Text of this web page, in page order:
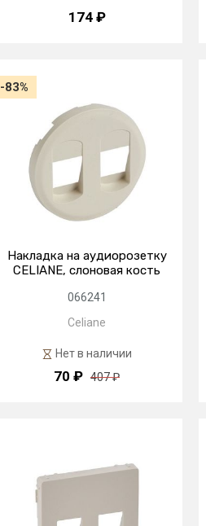
174 ₽
-83%
Накладка на аудиорозетку
CELIANE, слоновая кость
066241
Celiane
Нет в наличии
70 ₽ 407 ₽